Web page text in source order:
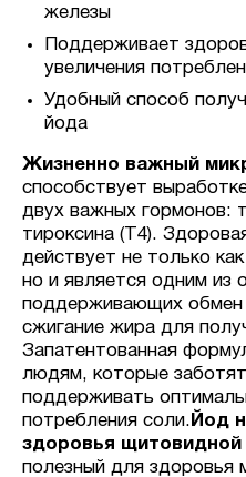
железы
Поддерживает
увеличения
Удобный способ
йода
Жизненно важный
способствует
двух важных гормонов:
тироксина (T4).
действует не только
но и является одним из
поддерживающих обмен
сжигание жира для
Запатентованная
людям, которые
поддерживать
потребления соли. Йод
здоровья
полезный для здоровья